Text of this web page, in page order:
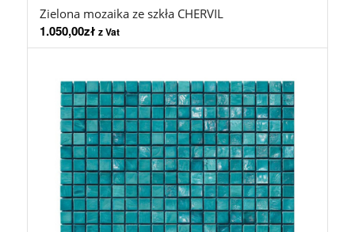
Zielona mozaika ze szkła CHERVIL
1.050,00zł z Vat